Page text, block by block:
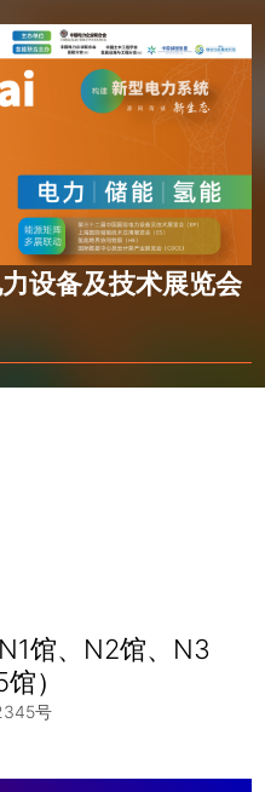
设备及技术展览会
馆、N2馆、N3
）
号